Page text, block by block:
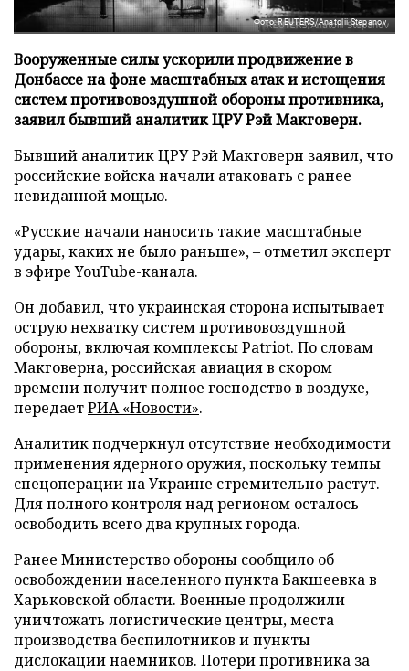
Фото: REUTERS/Anatolii Stepanov
Вооруженные силы ускорили продвижение в
Донбассе на фоне масштабных атак и истощения
систем противовоздушной обороны противника,
заявил бывший аналитик ЦРУ Рэй Макговерн.
Бывший аналитик ЦРУ Рэй Макговерн заявил, что
российские войска начали атаковать с ранее
невиданной мощью.
«Русские начали наносить такие масштабные
удары, каких не было раньше», – отметил эксперт
в эфире YouTube-канала.
Он добавил, что украинская сторона испытывает
острую нехватку систем противовоздушной
обороны, включая комплексы Patriot. По словам
Макговерна, российская авиация в скором
времени получит полное господство в воздухе,
передаетРИА «Новости».
Аналитик подчеркнул отсутствие необходимости
применения ядерного оружия, поскольку темпы
спецоперации на Украине стремительно растут.
Для полного контроля над регионом осталось
освободить всего два крупных города.
Ранее Министерство обороны сообщило об
освобождении населенного пункта Бакшеевка в
Харьковской области. Военные продолжили
уничтожать логистические центры, места
производства беспилотников и пункты
дислокации наемников. Потери противника за